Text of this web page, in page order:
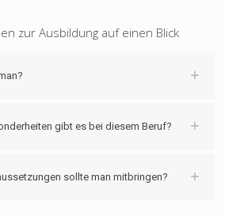
zur Ausbildung auf einen Blick
gibt es bei diesem Beruf?
sollte man mitbringen?